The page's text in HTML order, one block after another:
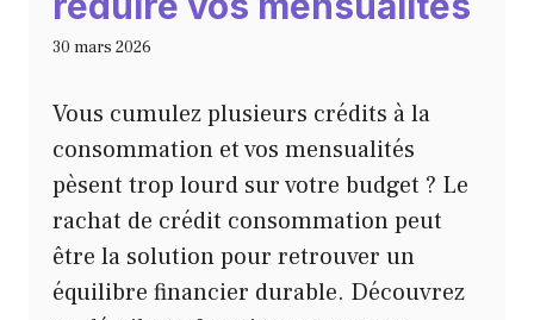
30 mars 2026
Vous cumulez plusieurs crédits à la
consommation et vos mensualités
pèsent trop lourd sur votre budget ? Le
rachat de crédit consommation peut
être la solution pour retrouver un
équilibre financier durable. Découvrez